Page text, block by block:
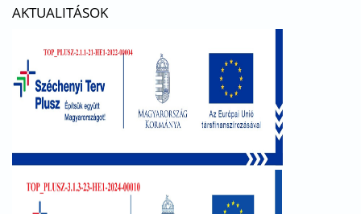
AKTUALITÁSOK